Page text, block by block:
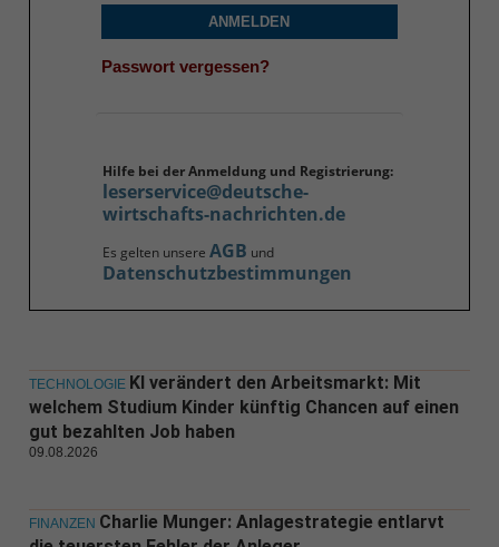
ANMELDEN
Passwort vergessen?
Hilfe bei der Anmeldung und Registrierung:
leserservice@deutsche-
wirtschafts-nachrichten.de
Es gelten unsere AGB und
Datenschutzbestimmungen
TECHNOLOGIE KI verändert den Arbeitsmarkt: Mit
welchem Studium Kinder künftig Chancen auf einen
gut bezahlten Job haben
09.08.2026
FINANZEN Charlie Munger: Anlagestrategie entlarvt